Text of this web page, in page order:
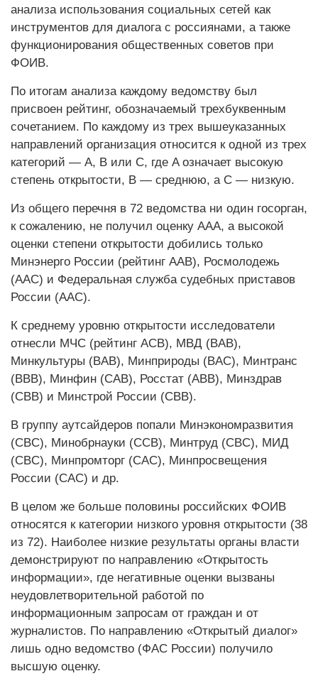
анализа использования социальных сетей как
инструментов для диалога с россиянами, а также
функционирования общественных советов при
ФОИВ.
По итогам анализа каждому ведомству был
присвоен рейтинг, обозначаемый трехбуквенным
сочетанием. По каждому из трех вышеуказанных
направлений организация относится к одной из трех
категорий — A, B или C, где A означает высокую
степень открытости, B — среднюю, а C — низкую.
Из общего перечня в 72 ведомства ни один госорган,
к сожалению, не получил оценку ААА, а высокой
оценки степени открытости добились только
Минэнерго России (рейтинг ААВ), Росмолодежь
(ААС) и Федеральная служба судебных приставов
России (ААС).
К среднему уровню открытости исследователи
отнесли МЧС (рейтинг ACB), МВД (BAB),
Минкультуры (BAB), Минприроды (BAC), Минтранс
(BBB), Минфин (CAB), Росстат (ABB), Минздрав
(CBB) и Минстрой России (CBB).
В группу аутсайдеров попали Минэкономразвития
(CBC), Минобрнауки (CCB), Минтруд (CBC), МИД
(CBC), Минпромторг (CAC), Минпросвещения
России (CAC) и др.
В целом же больше половины российских ФОИВ
относятся к категории низкого уровня открытости (38
из 72). Наиболее низкие результаты органы власти
демонстрируют по направлению «Открытость
информации», где негативные оценки вызваны
неудовлетворительной работой по
информационным запросам от граждан и от
журналистов. По направлению «Открытый диалог»
лишь одно ведомство (ФАС России) получило
высшую оценку.